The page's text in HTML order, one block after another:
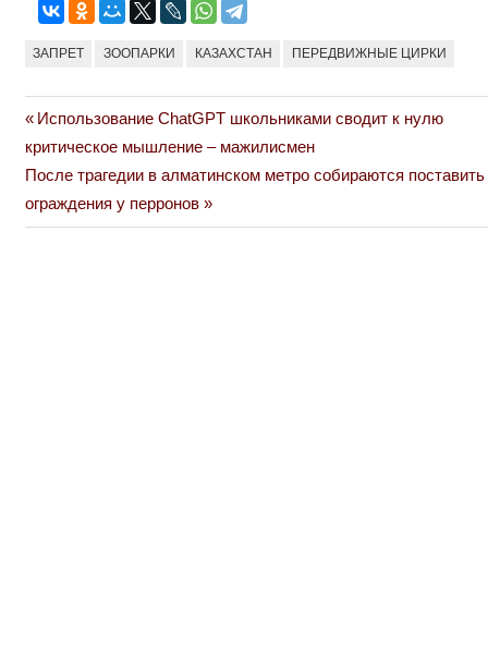
ЗАПРЕТ ЗООПАРКИ КАЗАХСТАН ПЕРЕДВИЖНЫЕ ЦИРКИ
Навигация
по
записям
Previous
Post:
Использование ChatGPT школьниками сводит к нулю
критическое мышление – мажилисмен
Next
Post:
После трагедии в алматинском метро собираются поставить
ограждения у перронов